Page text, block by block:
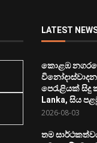
LATEST
කොළඹ
පෙරැළියක් සිදු
Lanka, සිය
2026-08-03
තම